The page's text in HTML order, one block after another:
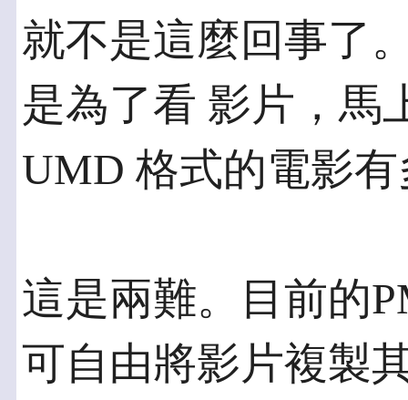
就不是這麼回事了
是為了看 影片，馬
UMD 格式的電影
這是兩難。目前的
可自由將影片複製